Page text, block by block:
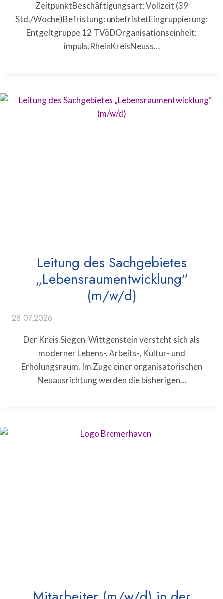
ZeitpunktBeschäftigungsart: Vollzeit (39
Std./Woche)Befristung: unbefristetEingruppierung:
Entgeltgruppe 12 TVöDOrganisationseinheit:
impuls.RheinKreisNeuss…
Leitung des Sachgebietes
„Lebensraumentwicklung“
(m/w/d)
28.07.2026
Der Kreis Siegen-Wittgenstein versteht sich als
moderner Lebens-, Arbeits-, Kultur- und
Erholungsraum. Im Zuge einer organisatorischen
Neuausrichtung werden die bisherigen…